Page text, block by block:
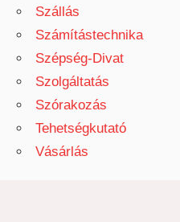
Szállás
Számítástechnika
Szépség-Divat
Szolgáltatás
Szórakozás
Tehetségkutató
Vásárlás